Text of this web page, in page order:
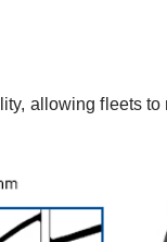
allowing fleets to